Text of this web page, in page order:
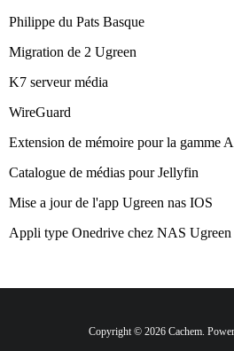
Philippe du Pats Basque
Migration de 2 Ugreen
K7 serveur média
WireGuard
Extension de mémoire pour la gamme
Catalogue de médias pour Jellyfin
Mise a jour de l'app Ugreen nas IOS
Appli type Onedrive chez NAS Ugreen
Copyright © 2026 Cachem.